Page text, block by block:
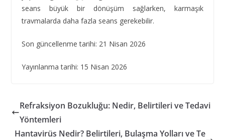
seans büyük bir dönüşüm sağlarken, karmaşık
travmalarda daha fazla seans gerekebilir.
Son güncellenme tarihi: 21 Nisan 2026
Yayınlanma tarihi: 15 Nisan 2026
Refraksiyon Bozukluğu: Nedir, Belirtileri ve Tedavi
Yöntemleri
Hantavirüs Nedir? Belirtileri, Bulaşma Yolları ve Te